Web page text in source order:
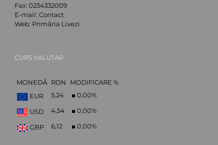
Fax: 0234332009
E-mail: Contact
Web: Primăria Livezi
CURS VALUTAR
MONEDĂ RON
MODIFICARE %
EUR
5,24 0,00%
USD 4,54 0,00%
GBP 6,12 0,00%